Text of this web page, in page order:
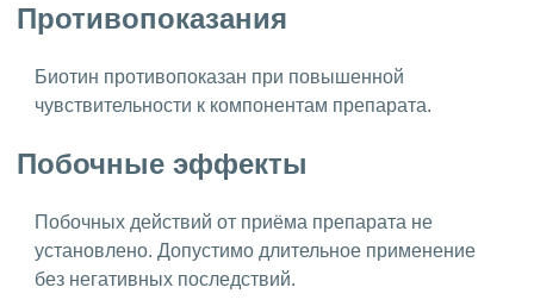
Противопоказания
Биотин противопоказан при повышенной
чувствительности к компонентам препарата.
Побочные эффекты
Побочных действий от приёма препарата не
установлено. Допустимо длительное применение
без негативных последствий.